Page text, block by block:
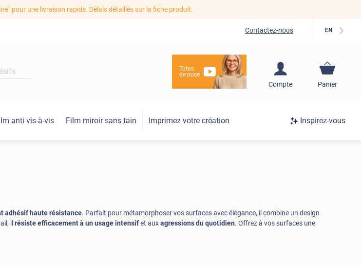
pour une livraison rapide. Délais détaillés sur la fiche produit.
Contactez-nous EN
Tutos
de pose
Compte
S'inscrire / Se
Panier
anti vis-à-vis Film miroir sans tain Imprimez votre création Inspirez-vous
adhésif haute résistance. Parfait pour métamorphoser vos surfaces avec élégance, il combine un design
il résiste efficacement à un usage intensifet auxagressions du quotidien. Offrez à vos surfaces une